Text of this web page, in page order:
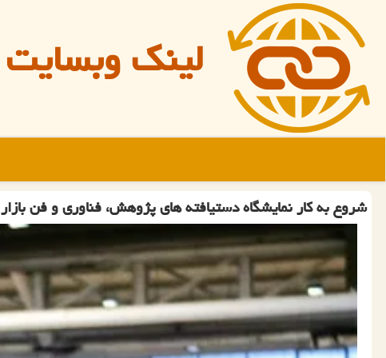
لینک وبسایت
شروع به کار نمایشگاه دستیافته های پژوهش، فناوری و فن بازار